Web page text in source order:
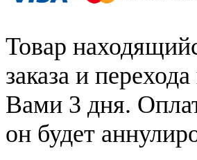
Товар
заказа и
Вами 3 дня.
он будет